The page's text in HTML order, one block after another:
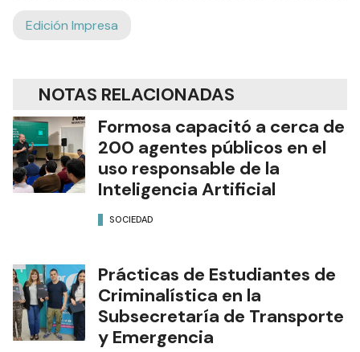
Edición Impresa
NOTAS RELACIONADAS
Formosa capacitó a cerca de
200 agentes públicos en el
uso responsable de la
Inteligencia Artificial
SOCIEDAD
Prácticas de Estudiantes de
Criminalística en la
Subsecretaría de Transporte
y Emergencia